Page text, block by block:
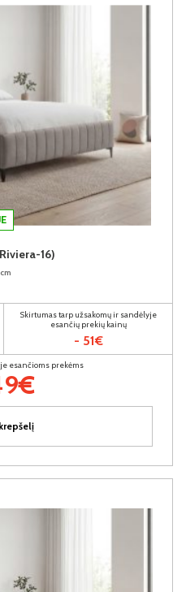
16)
Skirtumas tarp užsakomų ir sandėlyje
esančių prekių kainų
- 51€
esančioms prekėms